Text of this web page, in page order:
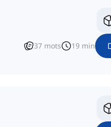
37 mots 19 min